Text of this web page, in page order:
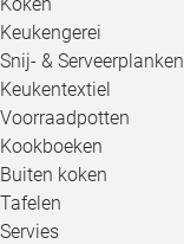
Keukengerei
Snij- & Serveerplanken
Keukentextiel
Voorraadpotten
Kookboeken
Buiten koken
Tafelen
Servies